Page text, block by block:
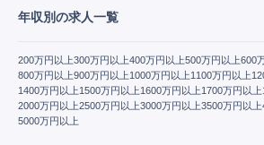
年収別の求人一覧
200万円以上300万円以上400万円以上500万円以上600
800万円以上900万円以上1000万円以上1100万円以上
1400万円以上1500万円以上1600万円以上1700万円以上
2000万円以上2500万円以上3000万円以上3500万円以上
5000万円以上